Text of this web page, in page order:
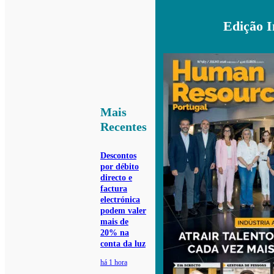
Mais
Recentes
Descontos
por débito
directo e
factura
electrónica
podem valer
mais de
20% na
conta da luz
há 1 hora
Edição